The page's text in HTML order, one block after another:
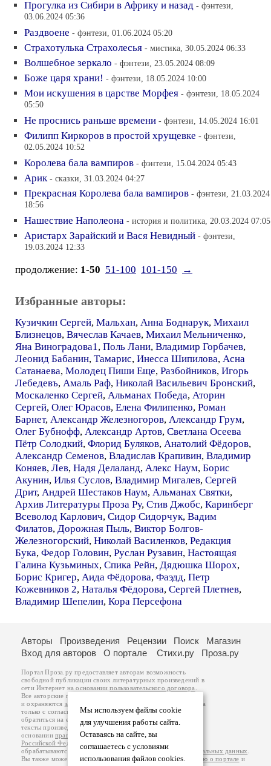
Прогулка из Сибири в Африку и назад - фэнтези,
03.06.2024 05:36
Раздвоене - фэнтези, 01.06.2024 05:20
Страхотулька Страхолесья - мистика, 30.05.2024 06:33
Волшебное зеркало - фэнтези, 23.05.2024 08:09
Боже царя храни! - фэнтези, 18.05.2024 10:00
Мои искушения в царстве Морфея - фэнтези, 18.05.2024
05:50
Не проснись раньше времени - фэнтези, 14.05.2024 16:01
Филипп Киркоров в простой хрущевке - фэнтези,
02.05.2024 10:52
Королева бала вампиров - фэнтези, 15.04.2024 05:43
Арик - сказки, 31.03.2024 04:27
Прекрасная Королева бала вампиров - фэнтези, 21.03.2024
18:56
Нашествие Наполеона - история и политика, 20.03.2024 07:05
Аристарх Зарайский и Вася Невидный - фэнтези,
19.03.2024 12:33
продолжение: 1-50 51-100 101-150 →
Избранные авторы:
Кузичкин Сергей, Мальхан, Анна Боднарук, Михаил
Близнецов, Вячеслав Качаев, Михаил Мельниченко,
Яна Виноградова1, Поль Лани, Владимир Горбачев,
Леонид Бабанин, Тамарис, Инесса Шипилова, Асна
Сатанаева, Молодец Пиши Еще, Разбойников, Игорь
Лебедевъ, Амаль Раф, Николай Васильевич Бронский,
Москаленко Сергей, Альманах Победа, Аторин
Сергей, Олег Юрасов, Елена Филипенко, Роман
Барнет, Александр Железногоров, Александр Грум,
Олег Бубнофф, Александр Артов, Светлана Осеева
Пётр Солодкий, Флорид Буляков, Анатолий Фёдоров,
Александр Семенов, Владислав Крапивин, Владимир
Коняев, Лев, Надя Делаланд, Алекс Наум, Борис
Акунин, Илья Суслов, Владимир Мигалев, Сергей
Дрит, Андрей Шестаков Наум, Альманах Святки,
Архив Литературы Проза Ру, Стив Джобс, Каринберг
Всеволод Карлович, Сидор Сидорчук, Вадим
Филатов, Дорожная Пыль, Виктор Болгов-
Железногорский, Николай Василенков, Редакция
Бука, Федор Головин, Руслан Рузавин, Настоящая
Галина Кузьминых, Спика Рейн, Дядюшка Шорох,
Борис Кригер, Аида Фёдорова, Фаэдд, Петр
Кожевников 2, Наталья Фёдорова, Сергей Плетнев,
Владимир Шепелин, Кора Персефона
Мы используем файлы cookie
для улучшения работы сайта.
Оставаясь на сайте, вы
соглашаетесь с условиями
использования файлов cookies.
Авторы Произведения Рецензии Поиск
Магазин
Вход для авторов
О портале Стихи.ру Проза.ру
Портал Проза.ру предоставляет авторам возможность
свободной публикации своих литературных произведений в
сети Интернет на основаниипользовательского договора
Все авторские права на произведения принадлежат авторам
и охраняются законом
. Перепечатка произведений возможна
только с согласия его автора, к которому вы можете
обратиться на его авторской странице. Ответственность за
тексты произведений авторы несут самостоятельно на
основанииправил публикацииизаконодательства
Российской Федерации
обрабатываются на основанииПолитики обработки персональных данных
Вы также можете посмотреть более подробнуюинформацию о портале и